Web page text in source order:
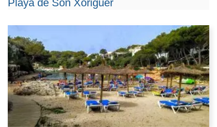
Playa de Son Xoriguer